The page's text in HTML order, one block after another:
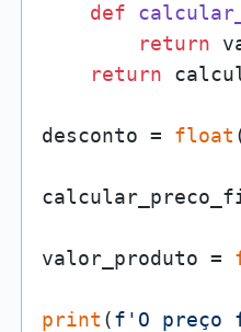
def
return
return
desconto = float
valor_produto =
print (f'O preço